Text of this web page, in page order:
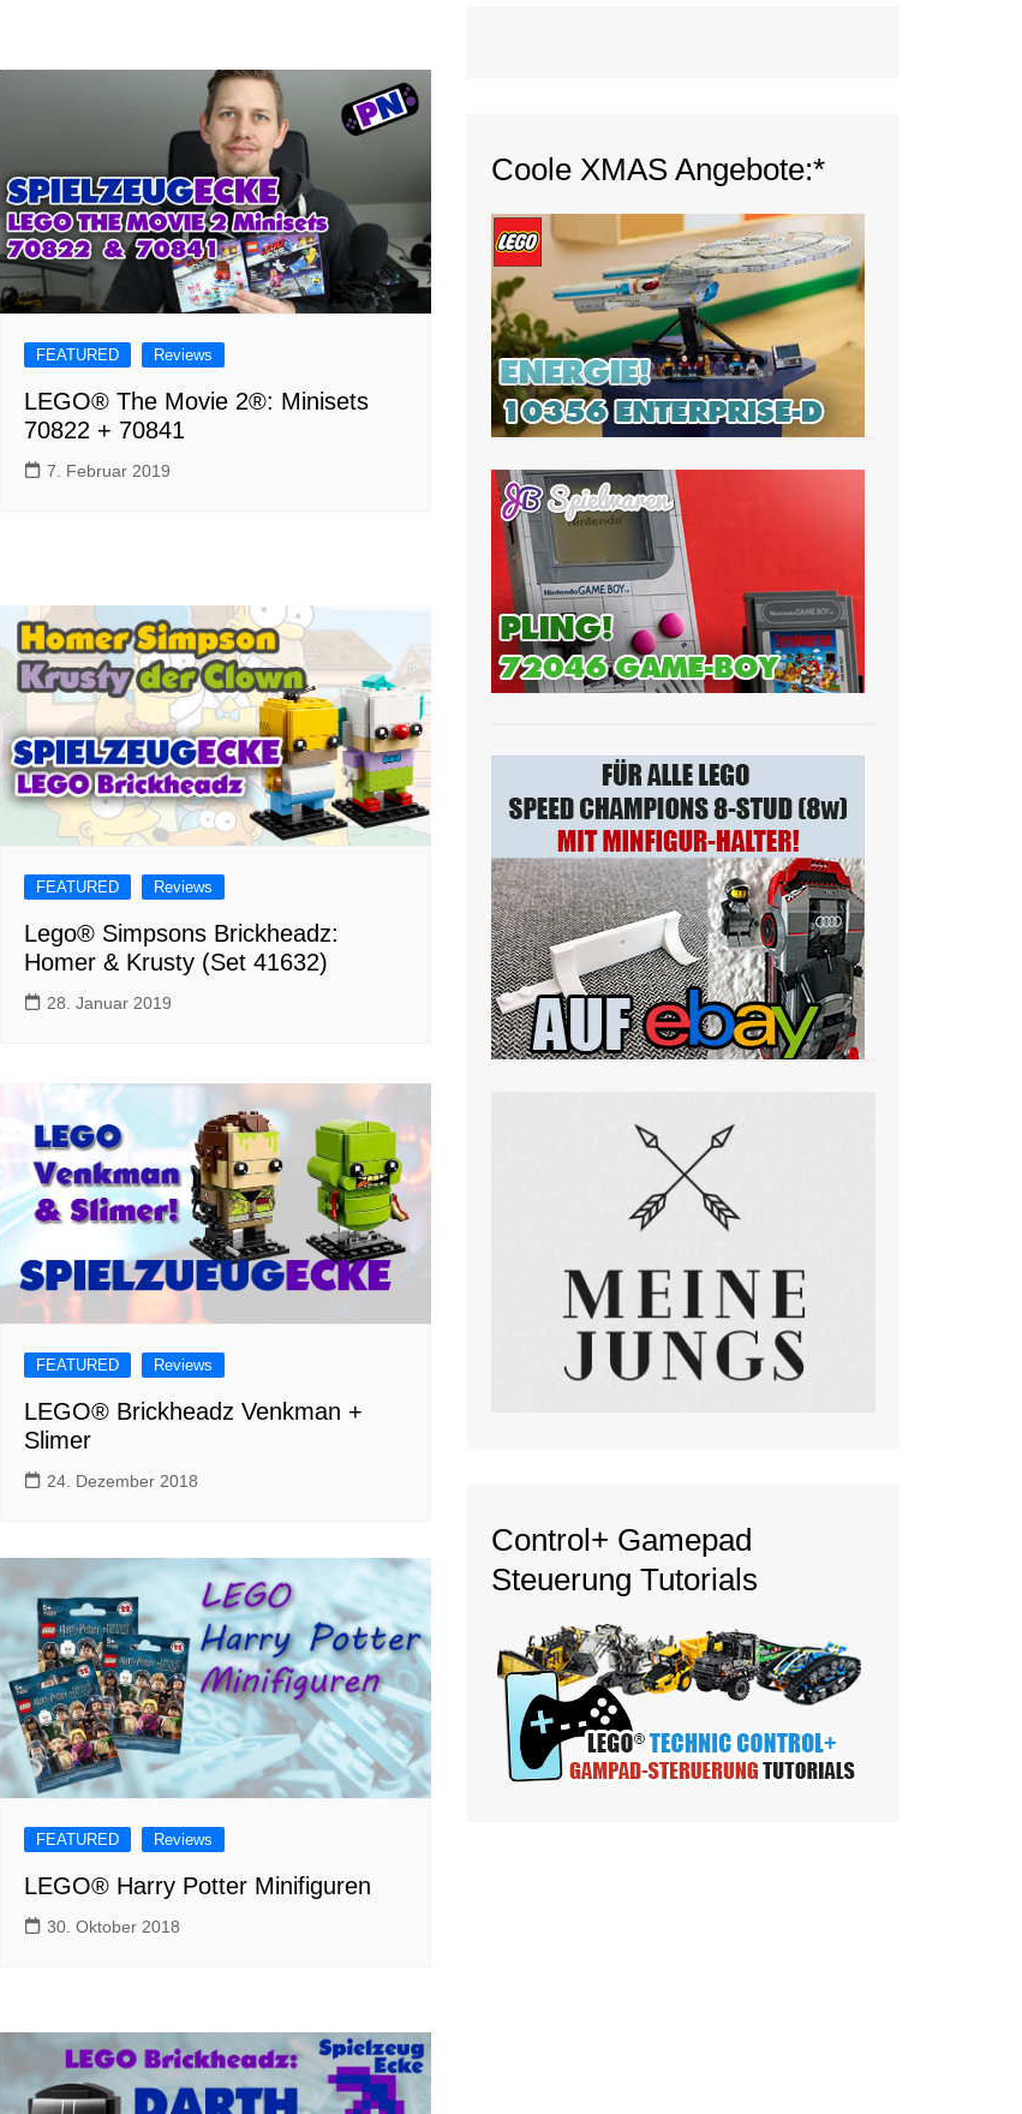
FEATURED Reviews
LEGO® The Movie 2®: Minisets
70822 + 70841
7. Februar 2019
FEATURED Reviews
Lego® Simpsons Brickheadz:
Homer & Krusty (Set 41632)
28. Januar 2019
FEATURED Reviews
LEGO® Brickheadz Venkman +
Slimer
24. Dezember 2018
FEATURED Reviews
LEGO® Harry Potter Minifiguren
30. Oktober 2018
Coole XMAS Angebote:*
Control+ Gamepad
Steuerung Tutorials